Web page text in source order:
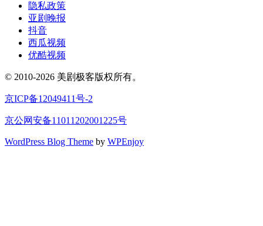
隐私政策
亚剧晚报
抖音
西瓜视频
优酷视频
© 2010-2026 美剧极客版权所有。
京ICP备12049411号-2
京公网安备11011202001225号
WordPress Blog Theme by WPEnjoy